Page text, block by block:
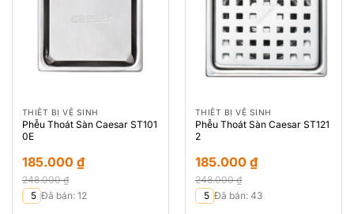
THIẾT BỊ VỆ SINH
Phễu Thoát Sàn Caesar ST101
0E
248.000₫
Giá
185.000 ₫
Giá
5 Đã bán: 12
THIẾT BỊ VỆ SINH
Phễu Thoát Sàn Caesar ST121
2
248.000₫
Giá
185.000 ₫
Giá
5 Đã bán: 43